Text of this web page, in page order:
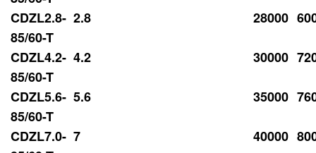
CDZL2.8-
85/60-T
2.8 28000
CDZL4.2-
85/60-T
4.2 30000
CDZL5.6-
85/60-T
5.6 35000
CDZL7.0- 7 40000